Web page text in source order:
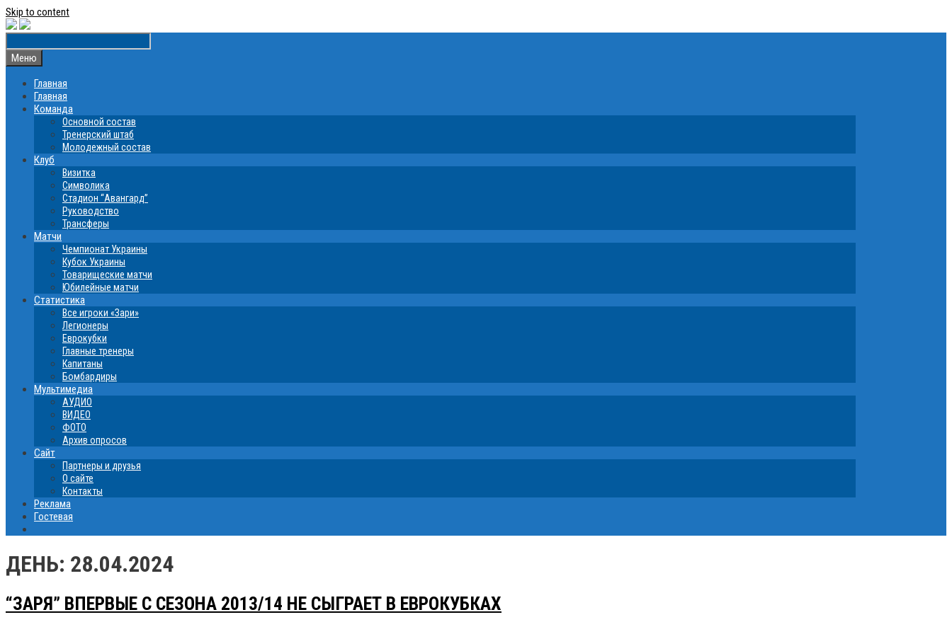
Skip to content
Меню
Главная
Главная
Команда
Основной состав
Тренерский штаб
Молодежный состав
Клуб
Визитка
Символика
Стадион “Авангард”
Руководство
Трансферы
Матчи
Чемпионат Украины
Кубок Украины
Товарищеские матчи
Юбилейные матчи
Статистика
Все игроки «Зари»
Легионеры
Еврокубки
Главные тренеры
Капитаны
Бомбардиры
Мультимедиа
АУДИО
ВИДЕО
ФОТО
Архив опросов
Сайт
Партнеры и друзья
О сайте
Контакты
Реклама
Гостевая
ДЕНЬ: 28.04.2024
“ЗАРЯ” ВПЕРВЫЕ C СЕЗОНА 2013/14 НЕ СЫГРАЕТ В ЕВРОКУБКАХ